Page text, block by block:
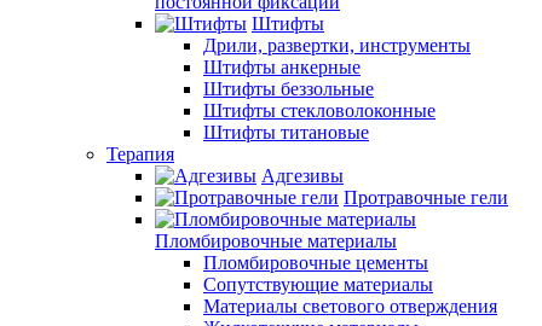
Штифты
Дрили, развертки, инструменты
Штифты анкерные
Штифты беззольные
Штифты стекловолоконные
Штифты титановые
Терапия
Адгезивы
Протравочные гели
Пломбировочные материалы
Пломбировочные цементы
Сопутствующие материалы
Материалы светового отверждения